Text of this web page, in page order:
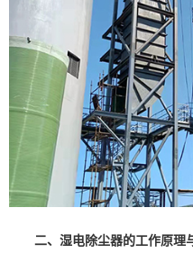
二、湿电除尘器的工作原理